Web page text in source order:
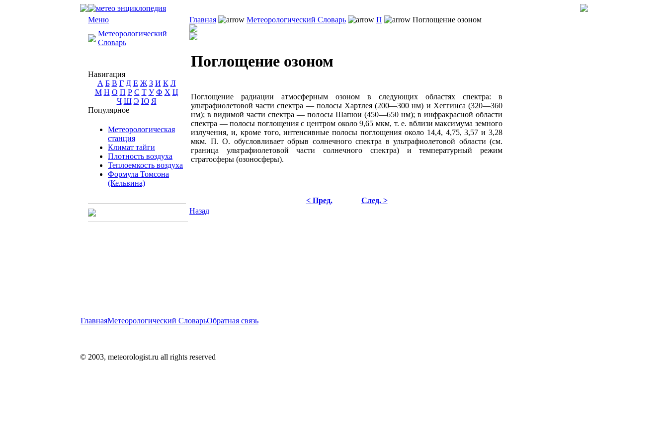
Меню
Метеорологический
Словарь
Навигация
А Б В Г Д Е Ж З И К Л
М Н О П Р С Т У Ф Х Ц
Ч Ш Э Ю Я
Популярное
Метеорологическая
станция
Климат тайги
Плотность воздуха
Теплоемкость воздуха
Формула Томсона
(Кельвина)
Главная Метеорологический Словарь П Поглощение озоном
Поглощение озоном
Поглощение радиации атмосферным озоном в следующих областях спектра: в
ультрафиолетовой части спектра — полосы Хартлея (200—300 нм) и Хеггинса (320—360
нм); в видимой части спектра — полосы Шапюи (450—650 нм); в инфракрасной области
спектра — полосы поглощения с центром около 9,65 мкм, т. е. вблизи максимума земного
излучения, и, кроме того, интенсивные полосы поглощения около 14,4, 4,75, 3,57 и 3,28
мкм. П. О. обусловливает обрыв солнечного спектра в ультрафиолетовой области (см.
граница ультрафиолетовой части солнечного спектра) и температурный режим
стратосферы (озоносферы).
< Пред.
След. >
Назад
ГлавнаяМетеорологический СловарьОбратная связь
© 2003, meteorologist.ru all rights reserved